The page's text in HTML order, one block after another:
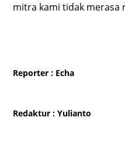
mitra kami tidak merasa
Reporter : Echa
Redaktur : Yulianto